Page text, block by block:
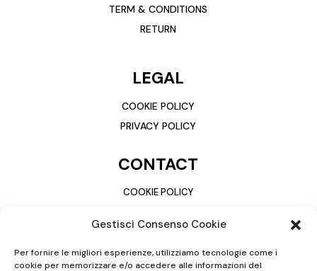
Gestisci Consenso Cookie
Per fornire le migliori esperienze, utilizziamo tecnologie come i
cookie per memorizzare e/o accedere alle informazioni del
TERM & CONDITIONS
RETURN
LEGAL
COOKIE POLICY
PRIVACY POLICY
CONTACT
COOKIE POLICY